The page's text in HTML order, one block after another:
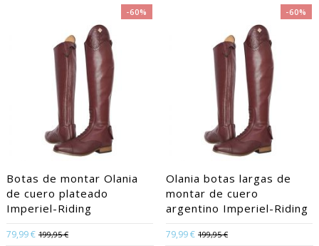
-60%
Botas de montar Olania
de cuero plateado
Imperiel-Riding
79,99 € 199,95 €
-60%
Olania botas largas de
montar de cuero
argentino Imperiel-Riding
79,99 € 199,95 €